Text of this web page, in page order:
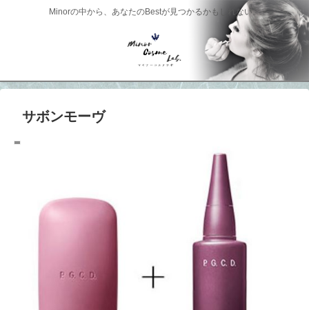
Minorの中から、あなたのBestが見つかるかもしれない。
サボンモーヴ